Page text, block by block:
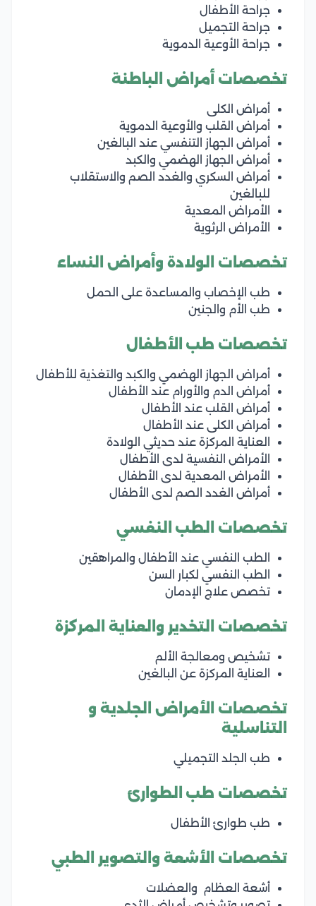
جراحة الأطفال
جراحة التجميل
جراحة الأوعية الدموية
تخصصات أمراض الباطنة
أمراض الكلى
أمراض القلب والأوعية الدموية
أمراض الجهاز التنفسي عند البالغين
أمراض الجهاز الهضمي والكبد
أمراض السكري والغدد الصم والاستقلاب
للبالغين
الأمراض المعدية
الأمراض الرثوية
تخصصات الولادة وأمراض النساء
طب الإخصاب والمساعدة على الحمل
طب الأم والجنين
تخصصات طب الأطفال
أمراض الجهاز الهضمي والكبد والتغذية للأطفال
أمراض الدم والأورام عند الأطفال
أمراض القلب عند الأطفال
أمراض الكلى عند الأطفال
العناية المركزة عند حديثي الولادة
الأمراض النفسية لدى الأطفال
الأمراض المعدية لدى الأطفال
أمراض الغدد الصم لدى الأطفال
تخصصات الطب النفسي
الطب النفسي عند الأطفال والمراهقين
الطب النفسي لكبار السن
تخصص علاج الإدمان
تخصصات التخدير والعناية المركزة
تشخيص ومعالجة الألم
العناية المركزة عن البالغين
تخصصات الأمراض الجلدية و
التناسلية
طب الجلد التجميلي
تخصصات طب الطوارئ
طب طوارئ الأطفال
تخصصات الأشعة والتصوير الطبي
أشعة العظام والعضلات